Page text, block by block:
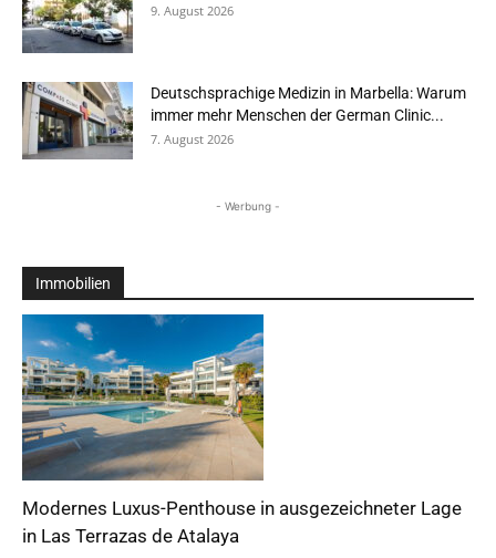
9. August 2026
Deutschsprachige Medizin in Marbella: Warum
immer mehr Menschen der German Clinic...
7. August 2026
- Werbung -
Immobilien
Modernes Luxus-Penthouse in ausgezeichneter Lage
in Las Terrazas de Atalaya